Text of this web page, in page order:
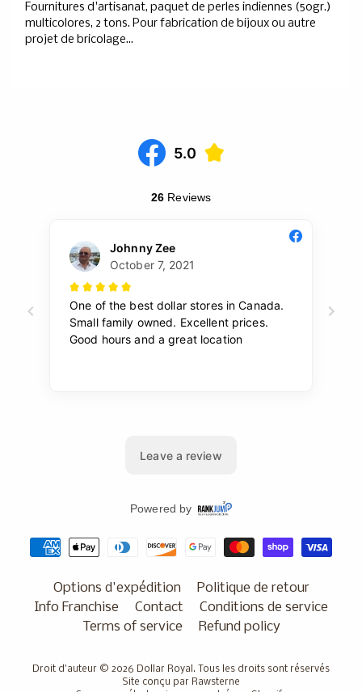
Fournitures d'artisanat, paquet de perles indiennes (50gr.)
multicolores, 2 tons. Pour fabrication de bijoux ou autre
projet de bricolage...
Options d'expédition
Politique de retour
Info Franchise
Contact
Conditions de service
Terms of service
Refund policy
Droit d'auteur © 2026 Dollar Royal . Tous les droits sont réservés
Site conçu par Rawsterne